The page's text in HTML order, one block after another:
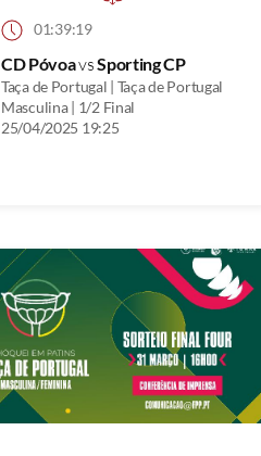
01:39:19
CD PóvoavsSporting CP
Taça de Portugal | Taça de Portugal
Masculina | 1/2 Final
25/04/2025 19:25